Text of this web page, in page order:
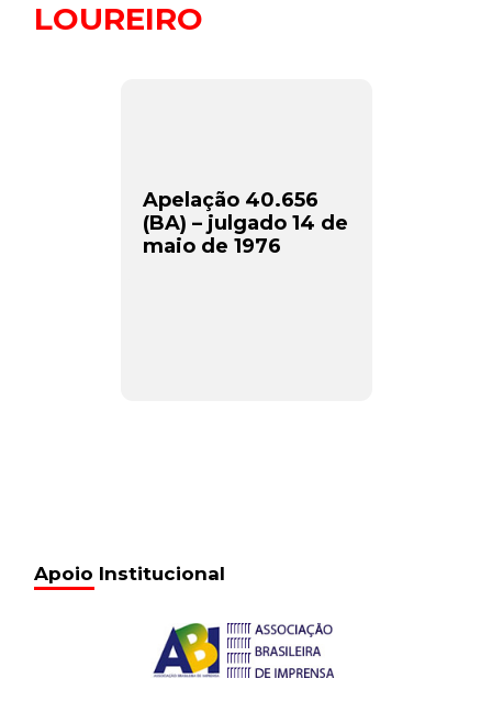
LOUREIRO
Apelação 40.656
(BA) – julgado 14 de
maio de 1976
Apoio Institucional